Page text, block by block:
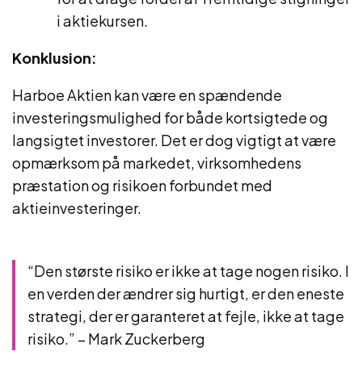
i aktiekursen.
Konklusion:
Harboe Aktien kan være en spændende
investeringsmulighed for både kortsigtede og
langsigtet investorer. Det er dog vigtigt at være
opmærksom på markedet, virksomhedens
præstation og risikoen forbundet med
aktieinvesteringer.
“Den største risiko er ikke at tage nogen risiko. I
en verden der ændrer sig hurtigt, er den eneste
strategi, der er garanteret at fejle, ikke at tage
risiko.” – Mark Zuckerberg